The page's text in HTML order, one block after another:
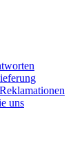
uns